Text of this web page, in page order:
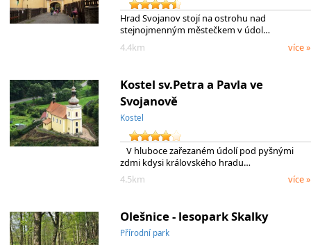
Hrad Svojanov stojí na ostrohu nad
stejnojmenným městečkem v údol…
4.4km
více »
Kostel sv.Petra a Pavla ve
Svojanově
Kostel
V hluboce zařezaném údolí pod pyšnými
zdmi kdysi královského hradu…
4.5km
více »
Olešnice - lesopark Skalky
Přírodní park